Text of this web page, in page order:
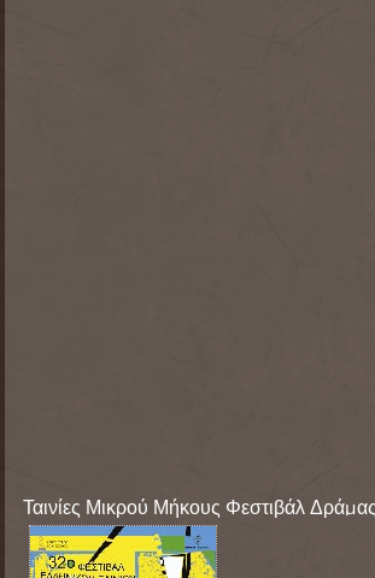
Ταινίες Μικρού Μήκους Φεστιβάλ Δράμας